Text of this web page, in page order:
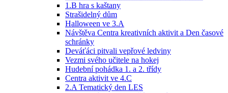
1.B hra s kaštany
Strašidelný dům
Halloween ve 3.A
Návštěva Centra kreativních aktivit a Den časové
schránky
Deváťáci pitvali vepřové ledviny
Vezmi svého učitele na hokej
Hudební pohádka 1. a 2. třídy
Centra aktivit ve 4.C
2.A Tematický den LES